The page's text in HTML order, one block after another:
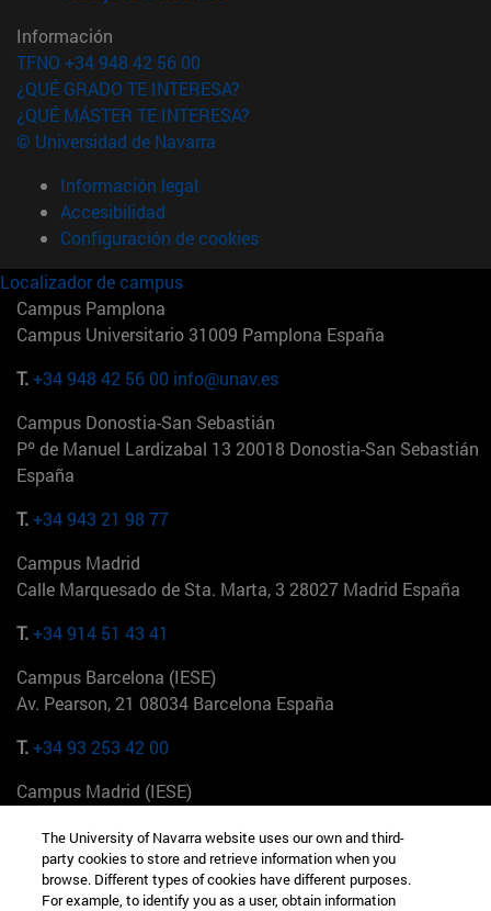
Información
TFNO +34 948 42 56 00
¿QUÉ GRADO TE INTERESA?
¿QUÉ MÁSTER TE INTERESA?
© Universidad de Navarra
Información legal
Accesibilidad
Configuración de cookies
Localizador de campus
Campus Pamplona
Campus Universitario 31009 Pamplona España
T.+34 948 42 56 00 info@unav.es
Campus Donostia-San Sebastián
Pº de Manuel Lardizabal 13 20018 Donostia-San Sebastián
España
T.+34 943 21 98 77
Campus Madrid
Calle Marquesado de Sta. Marta, 3 28027 Madrid España
T.+34 914 51 43 41
Campus Barcelona (IESE)
Av. Pearson, 21 08034 Barcelona España
T.+34 93 253 42 00
Campus Madrid (IESE)
+34 912 11 30 00
Campus Nueva York (IESE)
The University of Navarra website uses our own and third-
party cookies to store and retrieve information when you
browse. Different types of cookies have different purposes.
For example, to identify you as a user, obtain information